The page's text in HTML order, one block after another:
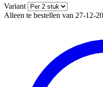
Variant
Alleen te bestellen van 27-12-